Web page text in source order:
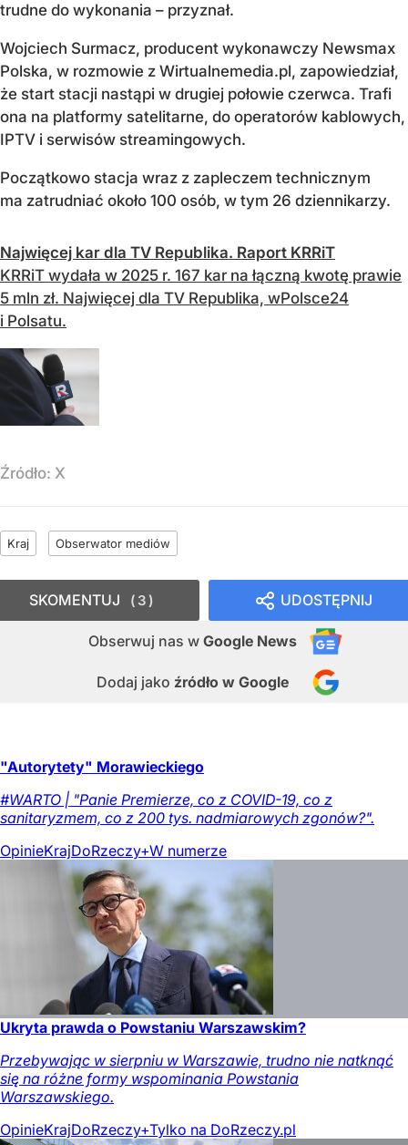
trudne do wykonania – przyznał.
Wojciech Surmacz, producent wykonawczy Newsmax
Polska, w rozmowie z Wirtualnemedia.pl, zapowiedział,
że start stacji nastąpi w drugiej połowie czerwca. Trafi
ona na platformy satelitarne, do operatorów kablowych,
IPTV i serwisów streamingowych.
Początkowo stacja wraz z zapleczem technicznym
ma zatrudniać około 100 osób, w tym 26 dziennikarzy.
Najwięcej kar dla TV Republika. Raport KRRiT
KRRiT wydała w 2025 r. 167 kar na łączną kwotę prawie
5 mln zł. Najwięcej dla TV Republika, wPolsce24
i Polsatu.
Źródło: X
Kraj Obserwator mediów
UDOSTĘPNIJ
Obserwuj nas w Google News
Dodaj jako źródło w Google
SKOMENTUJ 3
"Autorytety" Morawieckiego
#WARTO | "Panie Premierze, co z COVID-19, co z
sanitaryzmem, co z 200 tys. nadmiarowych zgonów?".
OpinieKrajDoRzeczy+W numerze
Ukryta prawda o Powstaniu Warszawskim?
Przebywając w sierpniu w Warszawie, trudno nie natknąć
się na różne formy wspominania Powstania
Warszawskiego.
OpinieKrajDoRzeczy+Tylko na DoRzeczy.pl